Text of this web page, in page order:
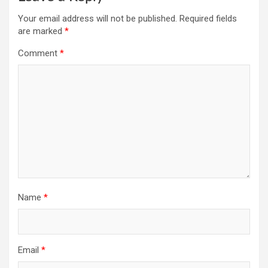
Your email address will not be published. Required fields
are marked *
Comment *
Name *
Email *